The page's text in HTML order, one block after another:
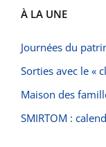
À LA UNE
Journées du
Sorties avec le «
Maison des
SMIRTOM :